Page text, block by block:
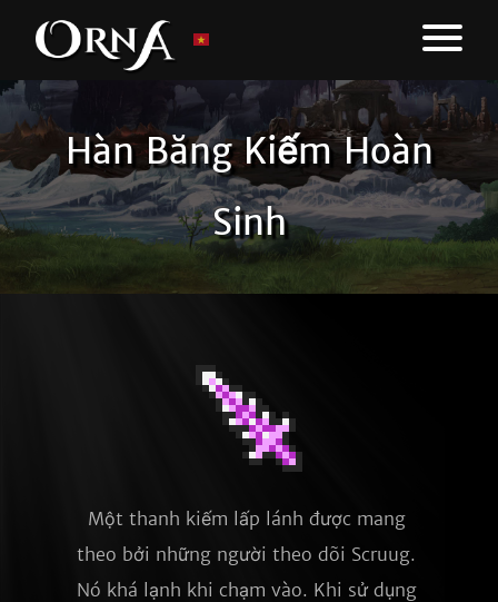
Hàn Băng Kiếm Hoàn
Sinh
Một thanh kiếm lấp lánh được mang
theo bởi những người theo dõi Scruug.
Nó khá lạnh khi chạm vào. Khi sử dụng